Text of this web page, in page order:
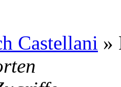
Castellani »